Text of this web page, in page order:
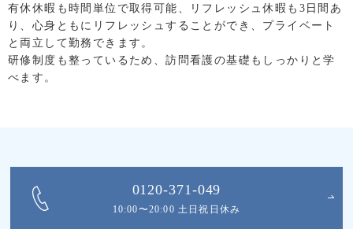
有休休暇も時間単位で取得可能、リフレッシュ休暇も3日間あ
り、心身ともにリフレッシュすることができ、プライベート
と両立して勤務できます。
研修制度も整っているため、訪問看護の基礎もしっかりと学
べます。
0120-371-049
10:00〜20:00 土日祝日休み